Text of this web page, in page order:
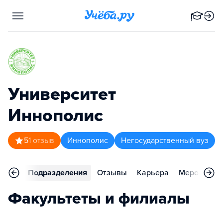
Университет
Иннополис
51 отзыв Иннополис Негосударственный вуз
Подразделения Отзывы Карьера
Факультеты и филиалы